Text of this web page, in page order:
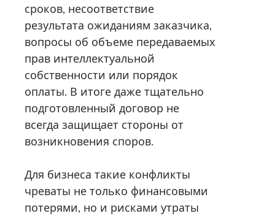
сроков, несоответствие
результата ожиданиям заказчика,
вопросы об объеме передаваемых
прав интеллектуальной
собственности или порядок
оплаты. В итоге даже тщательно
подготовленный договор не
всегда защищает стороны от
возникновения споров.
Для бизнеса такие конфликты
чреваты не только финансовыми
потерями, но и рисками утраты